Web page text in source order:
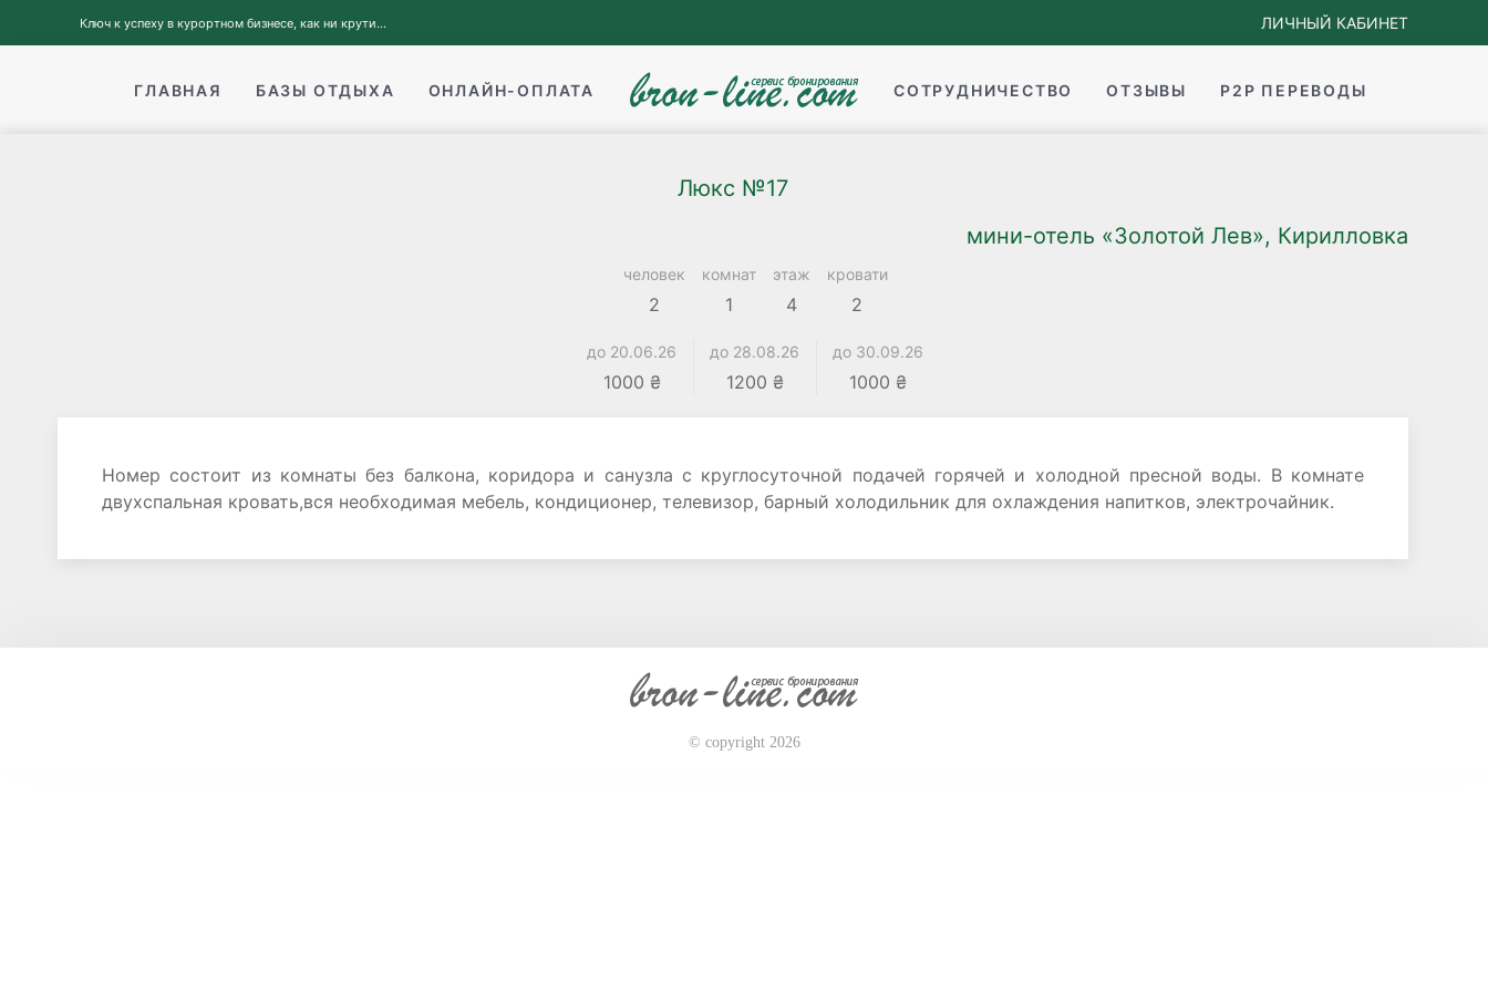
Ключ к успеху в курортном бизнесе, как ни крути... ЛИЧНЫЙ КАБИНЕТ
ГЛАВНАЯ БАЗЫ ОТДЫХА ОНЛАЙН-ОПЛАТА СОТРУДНИЧЕСТВО ОТЗЫВЫ P2P ПЕРЕВОДЫ
Люкс №17
мини-отель «Золотой Лев», Кирилловка
человек
2
комнат
1
этаж
4
кровати
2
до 20.06.26
1000 ₴
до 28.08.26
1200 ₴
до 30.09.26
1000 ₴
Номер состоит из комнаты без балкона, коридора и санузла с круглосуточной подачей горячей и холодной пресной воды. В комнате
двухспальная кровать,вся необходимая мебель, кондиционер, телевизор, барный холодильник для охлаждения напитков, электрочайник.
© copyright 2026